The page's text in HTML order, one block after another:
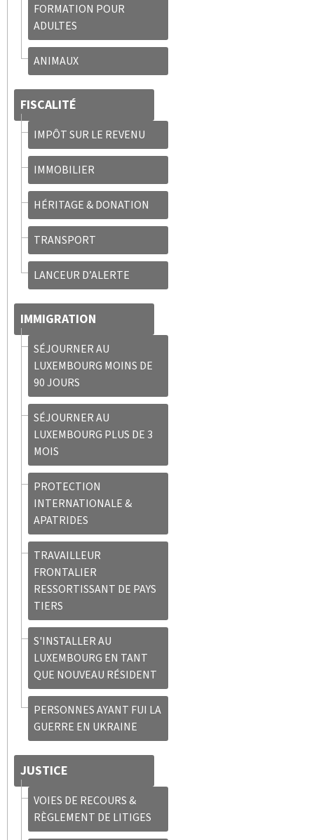
FORMATION POUR
ADULTES
ANIMAUX
FISCALITÉ
IMPÔT SUR LE REVENU
IMMOBILIER
HÉRITAGE & DONATION
TRANSPORT
LANCEUR D’ALERTE
IMMIGRATION
SÉJOURNER AU
LUXEMBOURG MOINS DE
90 JOURS
SÉJOURNER AU
LUXEMBOURG PLUS DE 3
MOIS
PROTECTION
INTERNATIONALE &
APATRIDES
TRAVAILLEUR
FRONTALIER
RESSORTISSANT DE PAYS
TIERS
S'INSTALLER AU
LUXEMBOURG EN TANT
QUE NOUVEAU RÉSIDENT
PERSONNES AYANT FUI LA
GUERRE EN UKRAINE
JUSTICE
VOIES DE RECOURS &
RÈGLEMENT DE LITIGES